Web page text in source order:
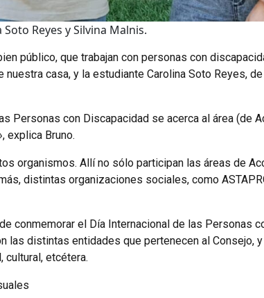
Reyes y Silvina Malnis.
público, que trabajan con personas con
nuestra casa, y la estudiante Carolina Soto Reyes,
Personas con Discapacidad se acerca al área
explica Bruno.
organismos. Allí no sólo participan las áreas de
distintas organizaciones sociales, como
conmemorar el Día Internacional de las Personas
las distintas entidades que pertenecen al Consejo,
cultural, etcétera.